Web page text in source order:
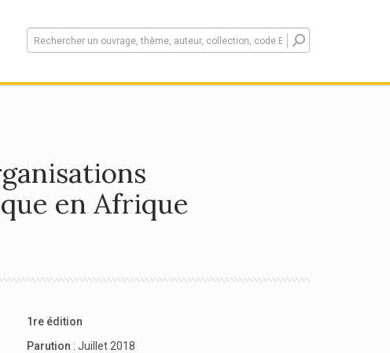
en Afrique
1re édition
Parution : Juillet 2018